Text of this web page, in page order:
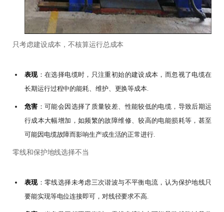
只考虑建设成本，不核算运行总成本
表现：在选择电缆时，只注重初始的建设成本，而忽视了电缆在
长期运行过程中的能耗、维护、更换等成本.
危害 ：可能会因选择了质量较差、性能较低的电缆，导致后期运
行成本大幅增加，如频繁的故障维修、较高的电能损耗等，甚至
可能因电缆故障而影响生产或生活的正常进行.
零线和保护地线选择不当
表现：零线选择未考虑三次谐波与不平衡电流，认为保护地线只
要能实现等电位连接即可，对线径要求不高.